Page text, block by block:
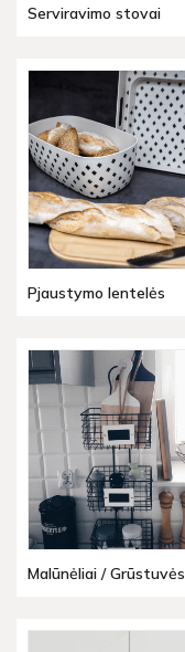
Serviravimo stovai
Pjaustymo lentelės
Malūnėliai / Grūstuvės